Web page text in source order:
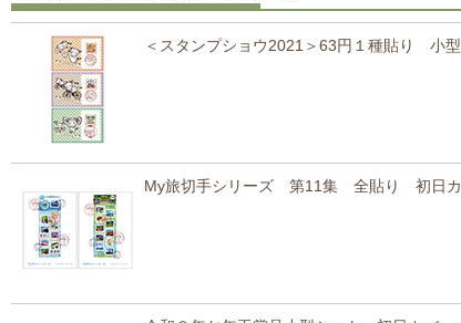
＜スタンプショウ2021＞63円１種貼り 小
My旅切手シリーズ 第11集 全貼り 初日カ